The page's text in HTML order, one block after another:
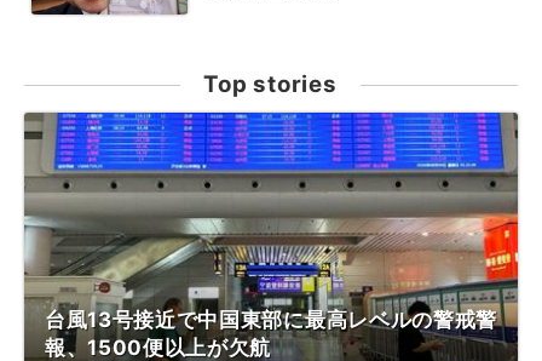
Top stories
台風13号接近で中国東部に最高レベルの警戒警
報、1500便以上が欠航